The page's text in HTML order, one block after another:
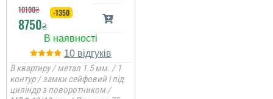
10100₴
8750₴
-1350
10
В квартиру / метал 1.5 мм. / 1
контур / замки сейфовий і під
циліндр з поворотником /